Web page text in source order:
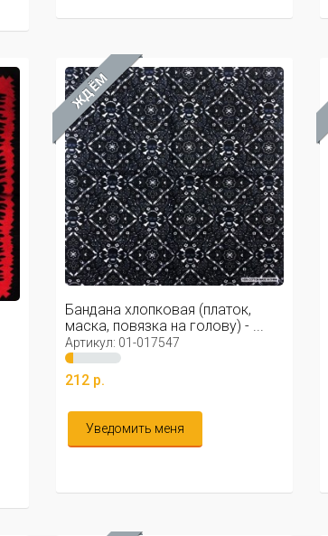
ЖДЁМ
Бандана хлопковая (платок,
маска, повязка на голову) - ...
Артикул: 01-017547
212 р.
Уведомить меня